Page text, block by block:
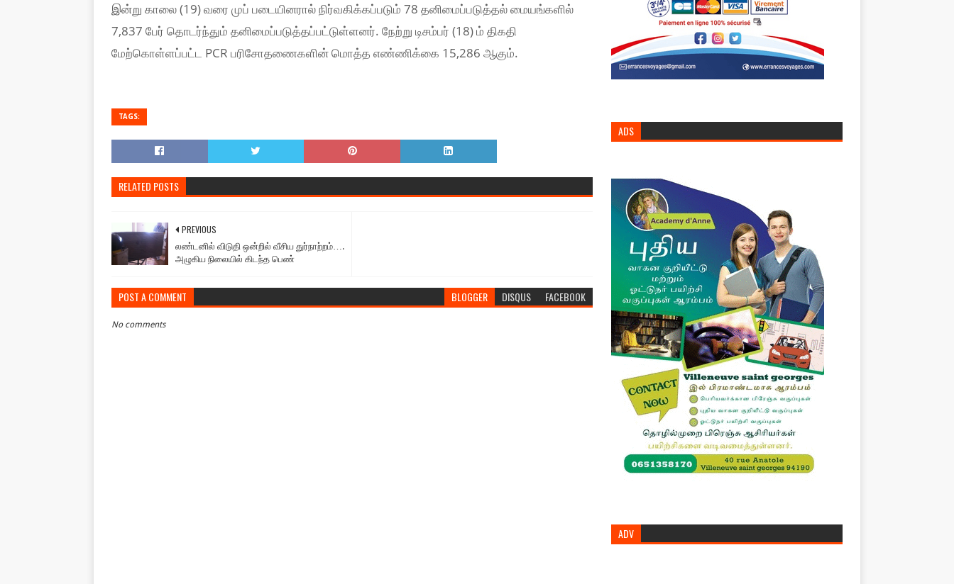
இன்று காலை (19) வரை முப் படையினரால் நிர்வகிக்கப்படும் 78 தனிமைப்படுத்தல் மையங்களில்
7,837 பேர் தொடர்ந்தும் தனிமைப்படுத்தப்பட்டுள்ளனர். நேற்று டிசம்பர் (18) ம் திகதி
மேற்கொள்ளப்பட்ட PCR பரிசோதணைகளின் மொத்த எண்ணிக்கை 15,286 ஆகும்.
TAGS:
RELATED POSTS
PREVIOUS
லண்டனில் விடுதி ஒன்றில் வீசிய துர்நாற்றம்….
அழுகிய நிலையில் கிடந்த பெண்
POST A COMMENT BLOGGER DISQUS FACEBOOK
No comments
ADS
ADV